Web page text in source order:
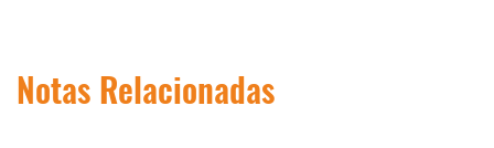
Notas Relacionadas